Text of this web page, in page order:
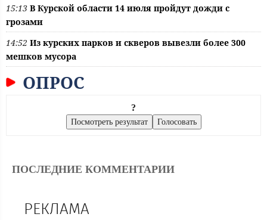
15:13 В Курской области 14 июля пройдут дожди с
грозами
14:52 Из курских парков и скверов вывезли более 300
мешков мусора
ОПРОС
?
ПОСЛЕДНИЕ КОММЕНТАРИИ
РЕКЛАМА